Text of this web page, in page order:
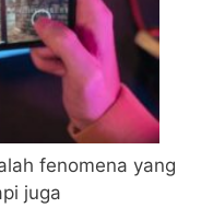
fenomena yang
juga